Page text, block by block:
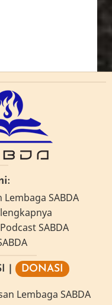
Lembaga SABDA
Podcast SABDA
DONASI
Lembaga SABDA